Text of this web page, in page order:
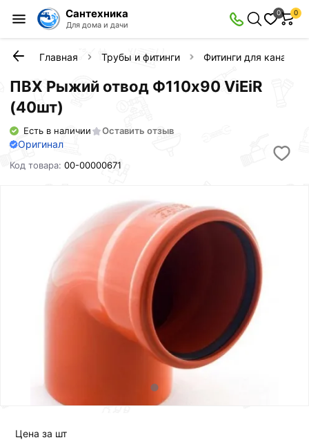
Сантехника
Для дома и дачи
0 0
Главная Трубы и фитинги Фитинги для
ПВХ Рыжий отвод Ф110х90 ViEiR
(40шт)
Есть в наличии Оставить отзыв
Оригинал
Код товара:00-00000671
Цена за шт